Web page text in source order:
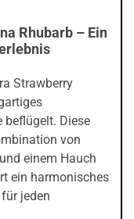
Rhubarb – Ein
Strawberry
beflügelt. Diese
von
einem Hauch
ein harmonisches
jeden